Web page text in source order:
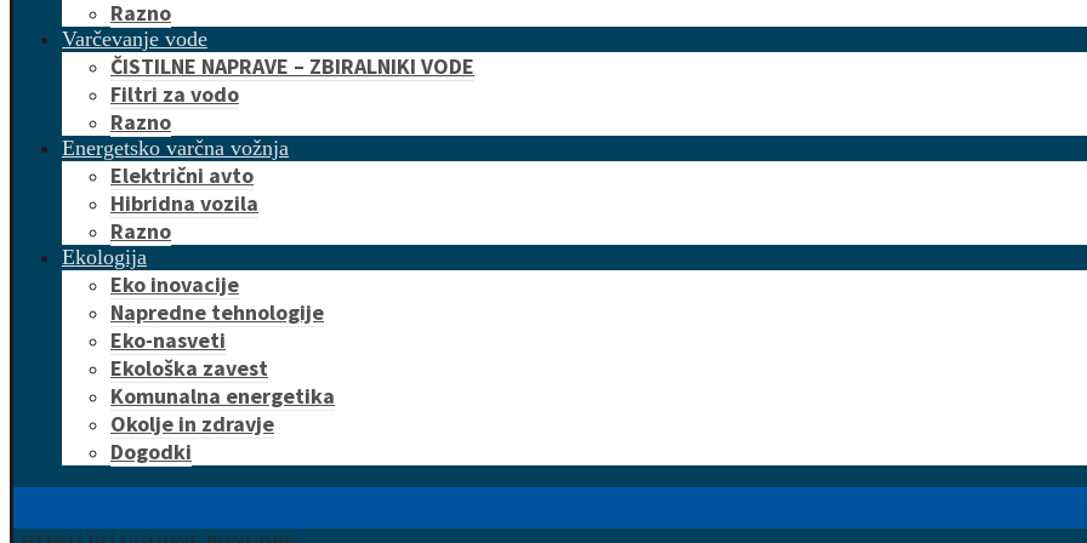
Razno
Varčevanje vode
ČISTILNE NAPRAVE – ZBIRALNIKI VODE
Filtri za vodo
Razno
Energetsko varčna vožnja
Električni avto
Hibridna vozila
Razno
Ekologija
Eko inovacije
Napredne tehnologije
Eko-nasveti
Ekološka zavest
Komunalna energetika
Okolje in zdravje
Dogodki